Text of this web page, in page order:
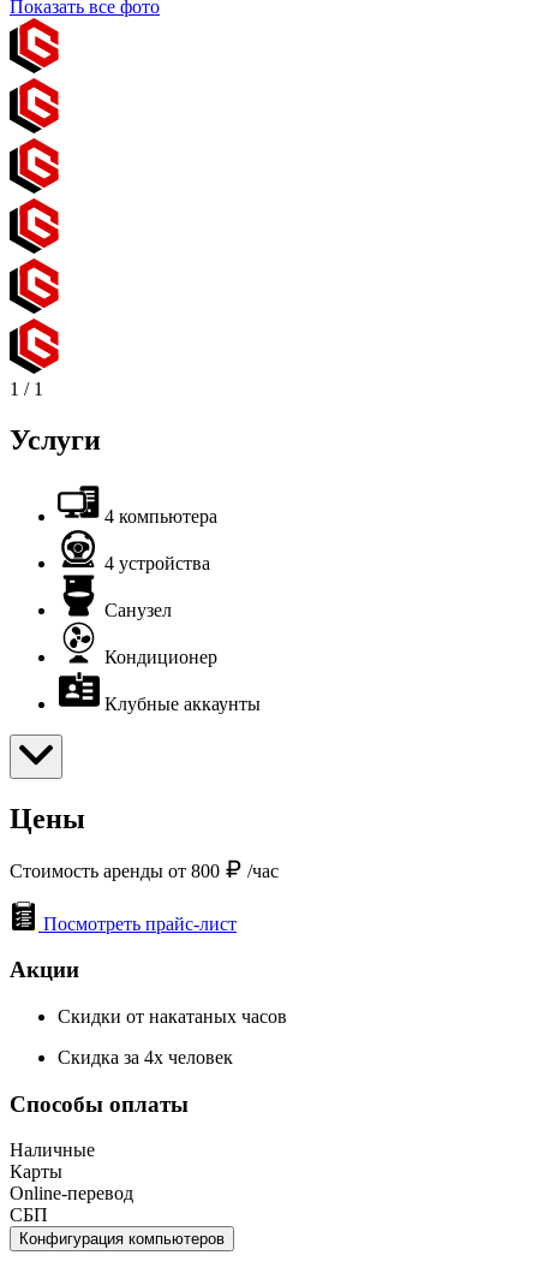
Показать все фото
1 / 1
Услуги
4 компьютера
4 устройства
Санузел
Кондиционер
Клубные аккаунты
Цены
Стоимость аренды от 800 /час
Посмотреть прайс-лист
Акции
Скидки от накатаных часов
Скидка за 4х человек
Способы оплаты
Наличные
Карты
Online-перевод
СБП
Конфигурация компьютеров